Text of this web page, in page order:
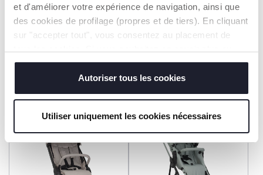
et d'améliorer votre expérience de navigation, ainsi que
des cookies de profilage (propres et de tiers). En cliquant
sur "accepter tout", vous consentez au placement de
modifier ou révoquer le consentement de tous les
cookies ou de certains d'entre eux, cliquez sur "afficher
les détails". En fermant cette bannière, vous consentez à
sont indispensables pour profiter du service demandé.
Autoriser tous les cookies
Utiliser uniquement les cookies nécessaires
+ KLEUREN
Wandelwagen Activ3+
+ KLEUREN
Seety 2 Kinderwagen